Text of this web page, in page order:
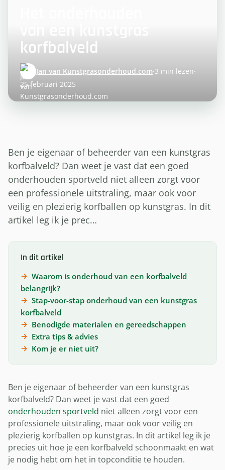
korfbalveld
Jan van Kunstgrasonderhoud.com·3 min lezen·
25 februari 2025
Ben je eigenaar of beheerder van een kunstgras
korfbalveld? Dan weet je vast dat een goed
onderhouden sportveld niet alleen zorgt voor
een professionele uitstraling, maar ook voor
veilig en plezierig korfballen op kunstgras. In dit
artikel leg ik je prec…
In dit artikel
Waarom is onderhoud van een korfbalveld
belangrijk?
Stap-voor-stap onderhoud van een kunstgras
korfbalveld
Benodigde materialen en gereedschappen
Extra tips & advies
Kom je er niet uit?
Ben je eigenaar of beheerder van een kunstgras
korfbalveld? Dan weet je vast dat een goed
onderhouden sportveld niet alleen zorgt voor een
professionele uitstraling, maar ook voor veilig en
plezierig korfballen op kunstgras. In dit artikel leg ik je
precies uit hoe je een korfbalveld schoonmaakt en wat
je nodig hebt om het in topconditie te houden.